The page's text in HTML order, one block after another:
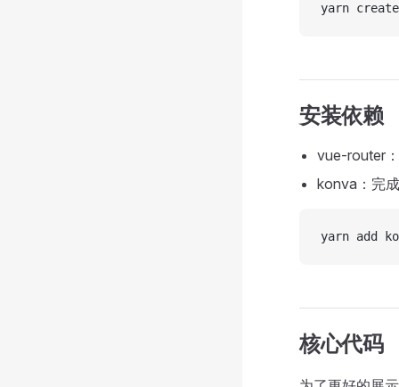
yarn create
安装依赖
vue-router
konva：完
yarn add
核心代码